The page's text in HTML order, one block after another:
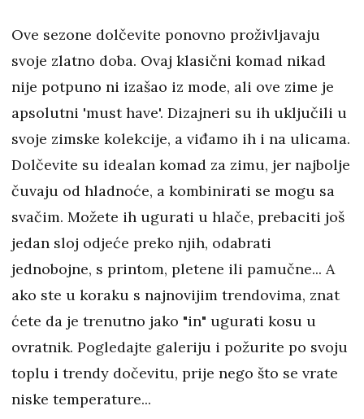
Ove sezone dolčevite ponovno proživljavaju
svoje zlatno doba. Ovaj klasični komad nikad
nije potpuno ni izašao iz mode, ali ove zime je
apsolutni 'must have'. Dizajneri su ih uključili u
svoje zimske kolekcije, a viđamo ih i na ulicama.
Dolčevite su idealan komad za zimu, jer najbolje
čuvaju od hladnoće, a kombinirati se mogu sa
svačim. Možete ih ugurati u hlače, prebaciti još
jedan sloj odjeće preko njih, odabrati
jednobojne, s printom, pletene ili pamučne... A
ako ste u koraku s najnovijim trendovima, znat
ćete da je trenutno jako "in" ugurati kosu u
ovratnik. Pogledajte galeriju i požurite po svoju
toplu i trendy dočevitu, prije nego što se vrate
niske temperature...